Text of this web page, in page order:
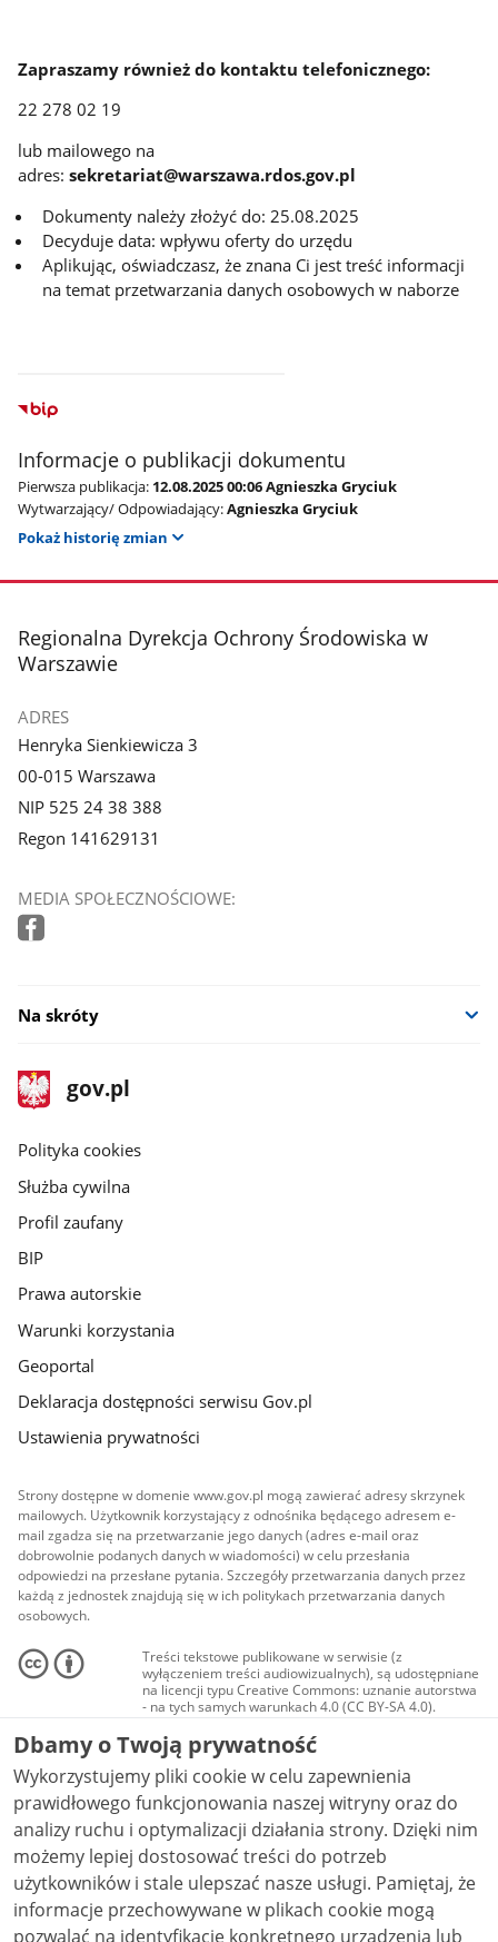
Zapraszamy również do kontaktu telefonicznego:
22 278 02 19
lub mailowego na
adres: sekretariat@warszawa.rdos.gov.pl
Dokumenty należy złożyć do: 25.08.2025
Decyduje data: wpływu oferty do urzędu
Aplikując, oświadczasz, że znana Ci jest treść informacji
na temat przetwarzania danych osobowych w naborze
Informacje o publikacji dokumentu
Pierwsza publikacja: 12.08.2025 00:06 Agnieszka Gryciuk
Wytwarzający/ Odpowiadający:Agnieszka Gryciuk
Pokaż historię zmian
stopka
Regionalna Dyrekcja Ochrony Środowiska w
Warszawie
ADRES
Henryka Sienkiewicza 3
00-015 Warszawa
NIP 525 24 38 388
Regon 141629131
MEDIA SPOŁECZNOŚCIOWE:
Na skróty
stopka
gov.pl
Strona
gov.pl
gov.pl
Polityka cookies
Służba cywilna
Profil zaufany
BIP
Prawa autorskie
Warunki korzystania
Geoportal
Deklaracja dostępności serwisu Gov.pl
Ustawienia prywatności
Strony dostępne w domenie www.gov.pl mogą zawierać adresy skrzynek
mailowych. Użytkownik korzystający z odnośnika będącego adresem e-
mail zgadza się na przetwarzanie jego danych (adres e-mail oraz
dobrowolnie podanych danych w wiadomości) w celu przesłania
odpowiedzi na przesłane pytania. Szczegóły przetwarzania danych przez
każdą z jednostek znajdują się w ich politykach przetwarzania danych
osobowych.
Treści tekstowe publikowane w serwisie (z
wyłączeniem treści audiowizualnych), są udostępniane
na licencji typu Creative Commons: uznanie autorstwa
- na tych samych warunkach 4.0 (CC BY-SA 4.0).
Materiały audiowizualne, w tym zdjęcia, materiały
audio i wideo, są udostępniane na licencji typu
Creative Commons: uznanie autorstwa użycie
niekomercyjne - bez utworów zależnych 4.0 (CC BY-
NC-ND 4.0), o ile nie jest to stwierdzone inaczej.
Dbamy o Twoją prywatność
Wykorzystujemy pliki cookie w celu zapewnienia
prawidłowego funkcjonowania naszej witryny oraz do
analizy ruchu i optymalizacji działania strony. Dzięki nim
możemy lepiej dostosować treści do potrzeb
użytkowników i stale ulepszać nasze usługi. Pamiętaj, że
informacje przechowywane w plikach cookie mogą
pozwalać na identyfikację konkretnego urządzenia lub